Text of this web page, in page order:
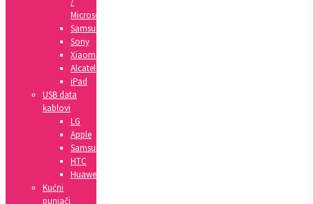
Microsoft
Samsung
Sony
Xiaomi
Alcatel
iPad
USB data
kablovi
LG
Apple
Samsung
HTC
Huawei
Kućni
punjači